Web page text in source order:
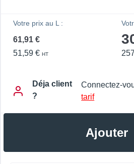
Votre prix au L :
61,91 €
51,59 € HT
Déja client
?
Connectez-
tarif
Ajouter